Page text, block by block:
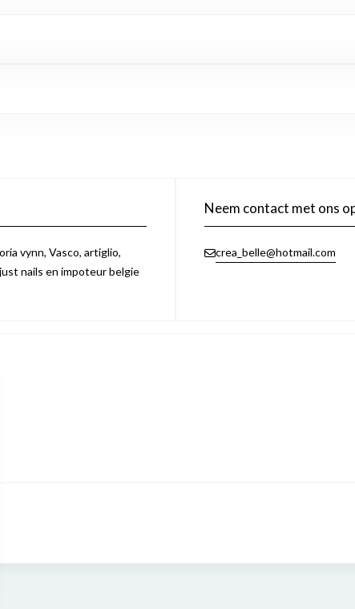
vynn, Vasco, artiglio,
nails en impoteur belgie
Neem contact met ons
crea_belle@hotmail.com